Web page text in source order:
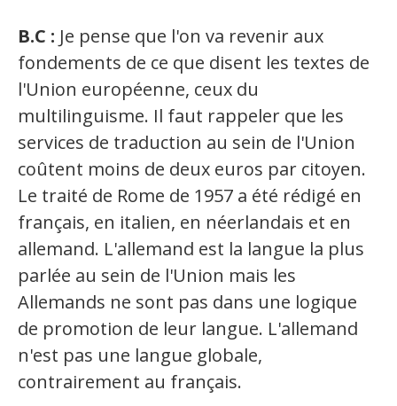
B.C : Je pense que l'on va revenir aux
fondements de ce que disent les textes de
l'Union européenne, ceux du
multilinguisme. Il faut rappeler que les
services de traduction au sein de l'Union
coûtent moins de deux euros par citoyen.
Le traité de Rome de 1957 a été rédigé en
français, en italien, en néerlandais et en
allemand. L'allemand est la langue la plus
parlée au sein de l'Union mais les
Allemands ne sont pas dans une logique
de promotion de leur langue. L'allemand
n'est pas une langue globale,
contrairement au français.